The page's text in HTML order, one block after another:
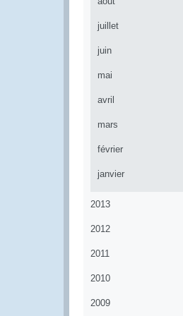
juillet
juin
mai
avril
mars
février
janvier
2013
2012
2011
2010
2009